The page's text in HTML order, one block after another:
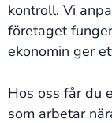
kontroll. Vi
företaget
ekonomin ger
Hos oss får du
som arbetar